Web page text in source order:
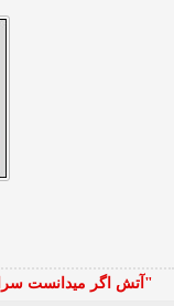
"آتش اگر ميدانست